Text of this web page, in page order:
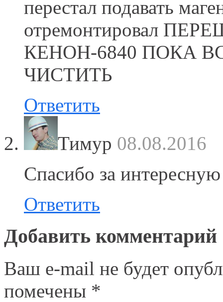
перестал подавать
отремонтировал
КЕНОН-6840 ПОКА
ЧИСТИТЬ
Ответить
Тимур 08.08.2016
Спасибо за
Ответить
Добавить комментарий
Ваш e-mail не будет
помечены *